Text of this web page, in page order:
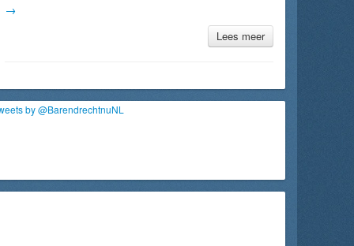
→
Lees meer
by @BarendrechtnuNL